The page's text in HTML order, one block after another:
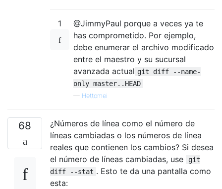
1
@JimmyPaul porque a veces ya te
has comprometido. Por ejemplo,
debe enumerar el archivo modificado
entre el maestro y su sucursal
avanzada actual git diff --name-
only master..HEAD
— Hettomei
68
¿Números de línea como el número de
líneas cambiadas o los números de línea
reales que contienen los cambios? Si desea
el número de líneas cambiadas, use
git
diff --stat . Esto te da una pantalla como
esta: